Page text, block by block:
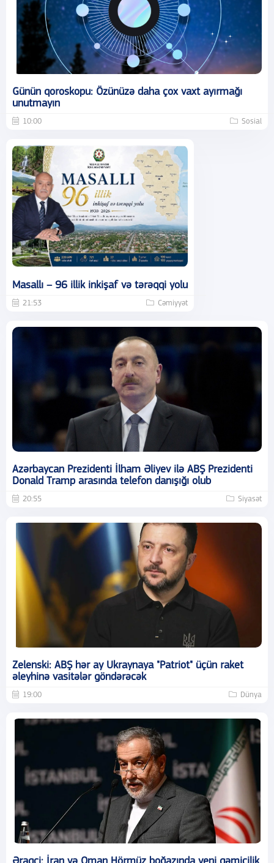
Günün qoroskopu: Özünüzə daha çox vaxt ayırmağı
unutmayın
10:00 Sosial
Masallı – 96 illik inkişaf və tərəqqi yolu
21:53 Cəmiyyət
Azərbaycan Prezidenti İlham Əliyev ilə ABŞ Prezidenti
Donald Tramp arasında telefon danışığı olub
20:55 Siyasət
Zelenski: ABŞ hər ay Ukraynaya "Patriot" üçün raket
əleyhinə vasitələr göndərəcək
19:00 Dünya